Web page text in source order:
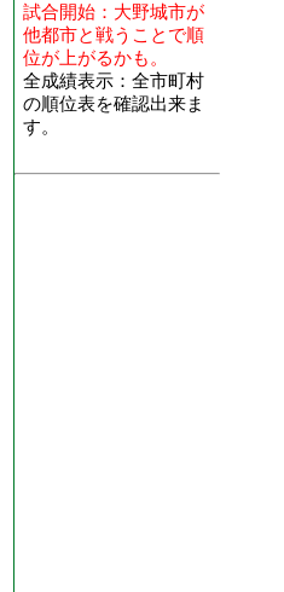
試合開始：大野城市が
他都市と戦うことで順
位が上がるかも。
全成績表示：全市町村
の順位表を確認出来ま
す。